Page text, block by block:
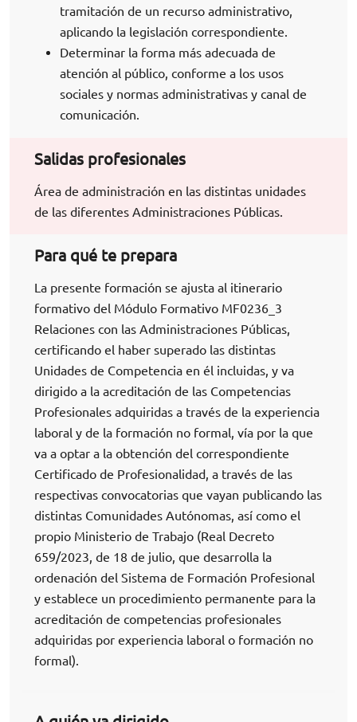
tramitación de un recurso administrativo,
aplicando la legislación correspondiente.
Determinar la forma más adecuada de
atención al público, conforme a los usos
sociales y normas administrativas y canal de
comunicación.
Salidas profesionales
Área de administración en las distintas unidades
de las diferentes Administraciones Públicas.
Para qué te prepara
La presente formación se ajusta al itinerario
formativo del Módulo Formativo MF0236_3
Relaciones con las Administraciones Públicas,
certificando el haber superado las distintas
Unidades de Competencia en él incluidas, y va
dirigido a la acreditación de las Competencias
Profesionales adquiridas a través de la experiencia
laboral y de la formación no formal, vía por la que
va a optar a la obtención del correspondiente
Certificado de Profesionalidad, a través de las
respectivas convocatorias que vayan publicando las
distintas Comunidades Autónomas, así como el
propio Ministerio de Trabajo (Real Decreto
659/2023, de 18 de julio, que desarrolla la
ordenación del Sistema de Formación Profesional
y establece un procedimiento permanente para la
acreditación de competencias profesionales
adquiridas por experiencia laboral o formación no
formal).